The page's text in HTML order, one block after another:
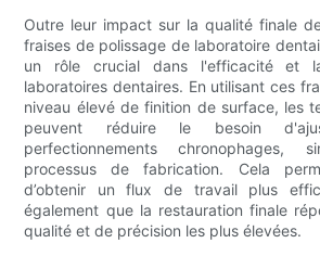
Outre leur impact sur la qualité finale
fraises de polissage de laboratoire
un rôle crucial dans l'efficacité et
laboratoires dentaires. En utilisant ces
niveau élevé de finition de surface, les
peuvent réduire le besoin
perfectionnements chronophages,
processus de fabrication. Cela
d’obtenir un flux de travail plus
également que la restauration finale
qualité et de précision les plus élevées.